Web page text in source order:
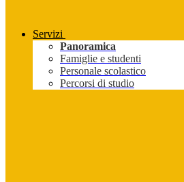
Servizi
Panoramica
Famiglie e studenti
Personale scolastico
Percorsi di studio